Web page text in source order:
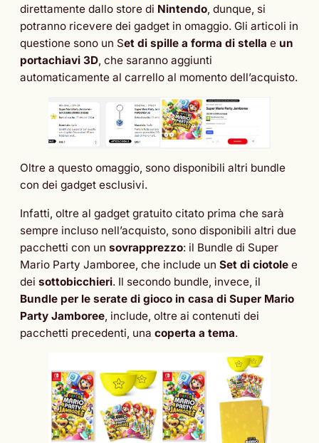
direttamente dallo store di Nintendo, dunque, si
potranno ricevere dei gadget in omaggio. Gli articoli in
questione sono un Set di spille a forma di stella e un
portachiavi 3D, che saranno aggiunti
automaticamente al carrello al momento dell’acquisto.
Oltre a questo omaggio, sono disponibili altri bundle
con dei gadget esclusivi.
Infatti, oltre al gadget gratuito citato prima che sarà
sempre incluso nell’acquisto, sono disponibili altri due
pacchetti con un sovrapprezzo: il Bundle di Super
Mario Party Jamboree, che include un Set di ciotole e
dei sottobicchieri. Il secondo bundle, invece, il
Bundle per le serate di gioco in casa di Super Mario
Party Jamboree, include, oltre ai contenuti dei
pacchetti precedenti, una coperta a tema.